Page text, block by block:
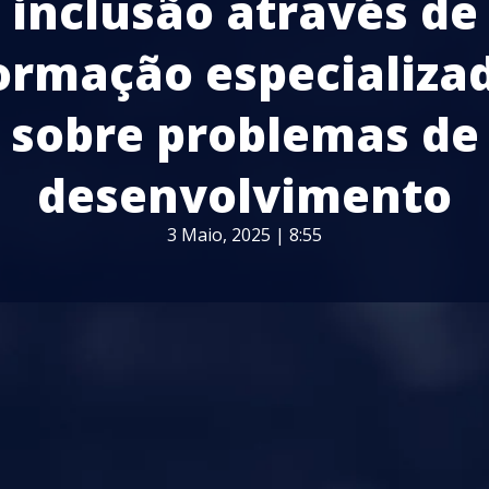
sobre problemas de
desenvolvimento
3 Maio, 2025 | 8:55